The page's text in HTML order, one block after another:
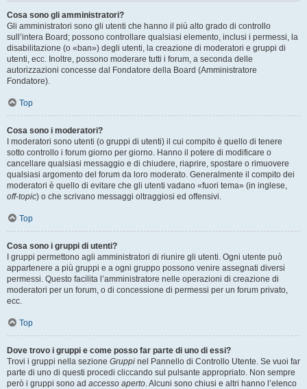
Cosa sono gli amministratori?
Gli amministratori sono gli utenti che hanno il più alto grado di controllo
sull’intera Board; possono controllare qualsiasi elemento, inclusi i permessi, la
disabilitazione (o «ban») degli utenti, la creazione di moderatori e gruppi di
utenti, ecc. Inoltre, possono moderare tutti i forum, a seconda delle
autorizzazioni concesse dal Fondatore della Board (Amministratore
Fondatore).
Top
Cosa sono i moderatori?
I moderatori sono utenti (o gruppi di utenti) il cui compito è quello di tenere
sotto controllo i forum giorno per giorno. Hanno il potere di modificare o
cancellare qualsiasi messaggio e di chiudere, riaprire, spostare o rimuovere
qualsiasi argomento del forum da loro moderato. Generalmente il compito dei
moderatori è quello di evitare che gli utenti vadano «fuori tema» (in inglese,
off-topic) o che scrivano messaggi oltraggiosi ed offensivi.
Top
Cosa sono i gruppi di utenti?
I gruppi permettono agli amministratori di riunire gli utenti. Ogni utente può
appartenere a più gruppi e a ogni gruppo possono venire assegnati diversi
permessi. Questo facilita l’amministratore nelle operazioni di creazione di
moderatori per un forum, o di concessione di permessi per un forum privato,
ecc.
Top
Dove trovo i gruppi e come posso far parte di uno di essi?
Trovi i gruppi nella sezione Gruppi nel Pannello di Controllo Utente. Se vuoi far
parte di uno di questi procedi cliccando sul pulsante appropriato. Non sempre
però i gruppi sono ad accesso aperto. Alcuni sono chiusi e altri hanno l’elenco